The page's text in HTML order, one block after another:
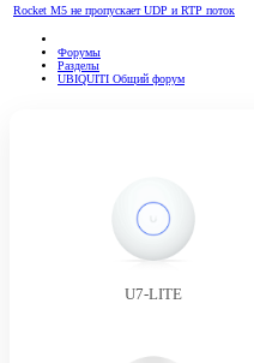
Rocket M5 не пропускает UDP и RTP поток
Форумы
Разделы
UBIQUITI Общий форум
U7-LITE